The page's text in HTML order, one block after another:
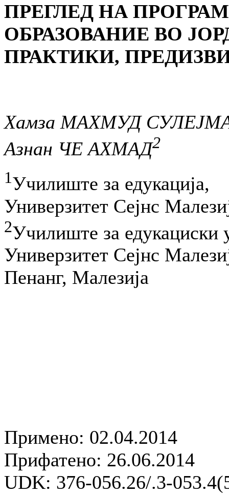
ПРЕГЛЕД НА
ОБРАЗОВАНИЕ ВО
ПРАКТИКИ,
Хамза МАХМУД
Азнан ЧЕ АХМАД2
1Училиште за едукација,
Универзитет Сејнс
2Училиште за едукациски
Универзитет Сејнс
Пенанг, Малезија
Примено: 02.04.2014
Прифатено: 26.06.2014
UDK: 376-056.26/.3-